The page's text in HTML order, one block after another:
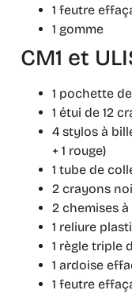
1 feutre
1 gomme
CM1 et
1 pochette
1 étui de 12
4 stylos à
+ 1 rouge)
1 tube de
2 crayons
2 chemises
1 reliure
1 règle triple
1 ardoise
1 feutre